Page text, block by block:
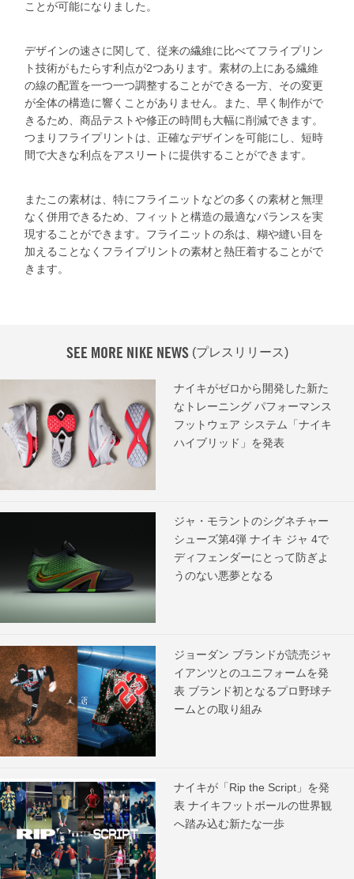
ことが可能になりました。
デザインの速さに関して、従来の繊維に比べてフライプリン
ト技術がもたらす利点が2つあります。素材の上にある繊維
の線の配置を一つ一つ調整することができる一方、その変更
が全体の構造に響くことがありません。また、早く制作がで
きるため、商品テストや修正の時間も大幅に削減できます。
つまりフライプリントは、正確なデザインを可能にし、短時
間で大きな利点をアスリートに提供することができます。
またこの素材は、特にフライニットなどの多くの素材と無理
なく併用できるため、フィットと構造の最適なバランスを実
現することができます。フライニットの糸は、糊や縫い目を
加えることなくフライプリントの素材と熱圧着することがで
きます。
SEE MORE NIKE NEWS (プレスリリース)
ナイキがゼロから開発した新た
なトレーニング パフォーマンス
フットウェア システム「ナイキ
ハイブリッド」を発表
ジャ・モラントのシグネチャー
シューズ第4弾 ナイキ ジャ 4で
ディフェンダーにとって防ぎよ
うのない悪夢となる
ジョーダン ブランドが読売ジャ
イアンツとのユニフォームを発
表 ブランド初となるプロ野球チ
ームとの取り組み
ナイキが「Rip the Script」を発
表 ナイキフットボールの世界観
へ踏み込む新たな一歩